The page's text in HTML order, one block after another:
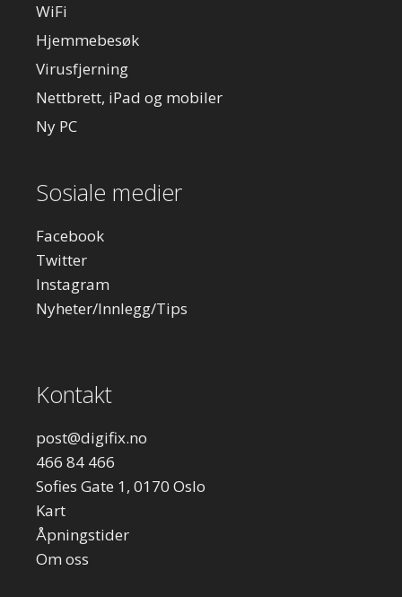
WiFi
Hjemmebesøk
Virusfjerning
Nettbrett, iPad og mobiler
Ny PC
Sosiale medier
Facebook
Twitter
Instagram
Nyheter/Innlegg/Tips
Kontakt
post@digifix.no
466 84 466
Sofies Gate 1, 0170 Oslo
Kart
Åpningstider
Om oss